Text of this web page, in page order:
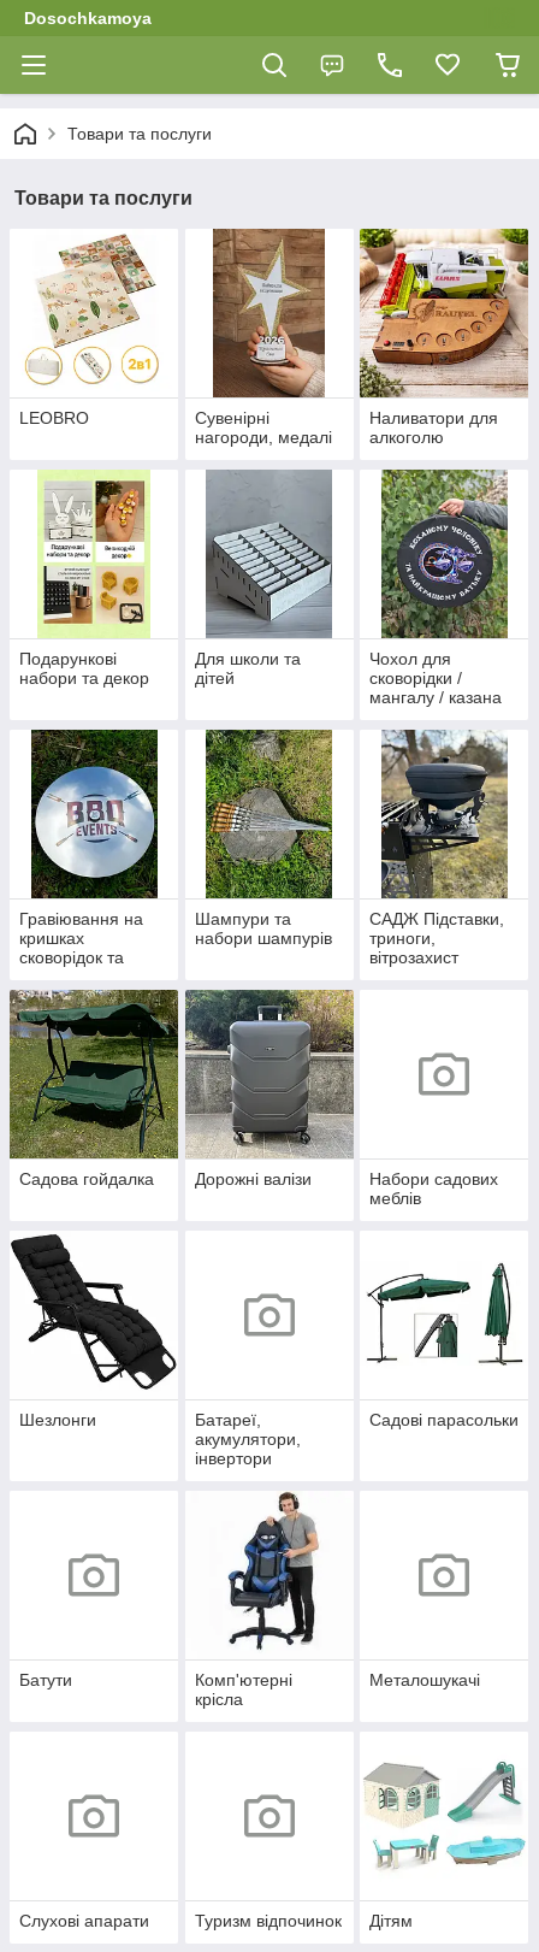
Dosochkamoya
Товари та послуги
Товари та послуги
LEOBRO
Сувенірні
нагороди, медалі
Наливатори для
алкоголю
Подарункові
набори та декор
Для школи та
дітей
Чохол для
сковорідки /
мангалу / казана
Гравіювання на
кришках
сковорідок та
Шампури та
набори шампурів
САДЖ Підставки,
триноги,
вітрозахист
Садова гойдалка Дорожні валізи
Набори садових
меблів
Шезлонги
Батареї,
акумулятори,
інвертори
Садові парасольки
Батути
Комп'ютерні
крісла
Металошукачі
Слухові апарати Туризм відпочинок Дітям